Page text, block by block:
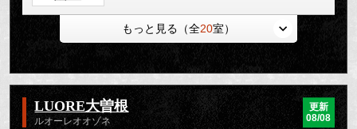
もっと見る（全20室）
LUORE大曽根
ルオーレオオゾネ
更新
08/08